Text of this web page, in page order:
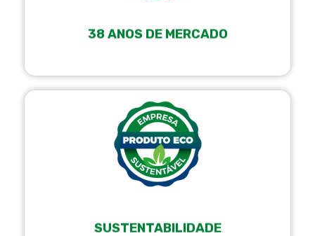
38 ANOS DE MERCADO
SUSTENTABILIDADE